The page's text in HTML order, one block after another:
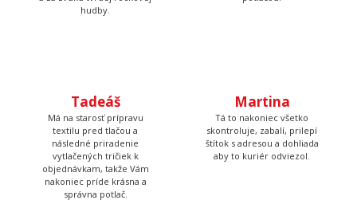
Má na starosť prípravu
textilu pred tlačou a
následné priradenie
vytlačených tričiek k
objednávkam, takže Vám
nakoniec príde krásna a
správna potlač.
Tá to nakoniec všetko
skontroluje, zabalí, prilepí
štítok s adresou a dohliada
aby to kuriér odviezol.